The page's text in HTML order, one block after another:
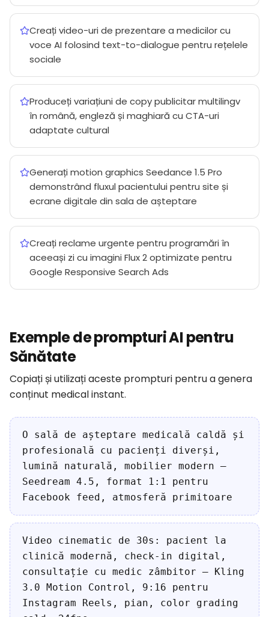
Creați video-uri de prezentare a medicilor cu
voce AI folosind text-to-dialogue pentru rețelele
sociale
Produceți variațiuni de copy publicitar multilingv
în română, engleză și maghiară cu CTA-uri
adaptate cultural
Generați motion graphics Seedance 1.5 Pro
demonstrând fluxul pacientului pentru site și
ecrane digitale din sala de așteptare
Creați reclame urgente pentru programări în
aceeași zi cu imagini Flux 2 optimizate pentru
Google Responsive Search Ads
Exemple de prompturi AI pentru
Sănătate
Copiați și utilizați aceste prompturi pentru a genera
conținut medical instant.
O sală de așteptare medicală caldă și
profesională cu pacienți diverși,
lumină naturală, mobilier modern —
Seedream 4.5, format 1:1 pentru
Facebook feed, atmosferă primitoare
Video cinematic de 30s: pacient la
clinică modernă, check-in digital,
consultație cu medic zâmbitor — Kling
3.0 Motion Control, 9:16 pentru
Instagram Reels, pian, color grading